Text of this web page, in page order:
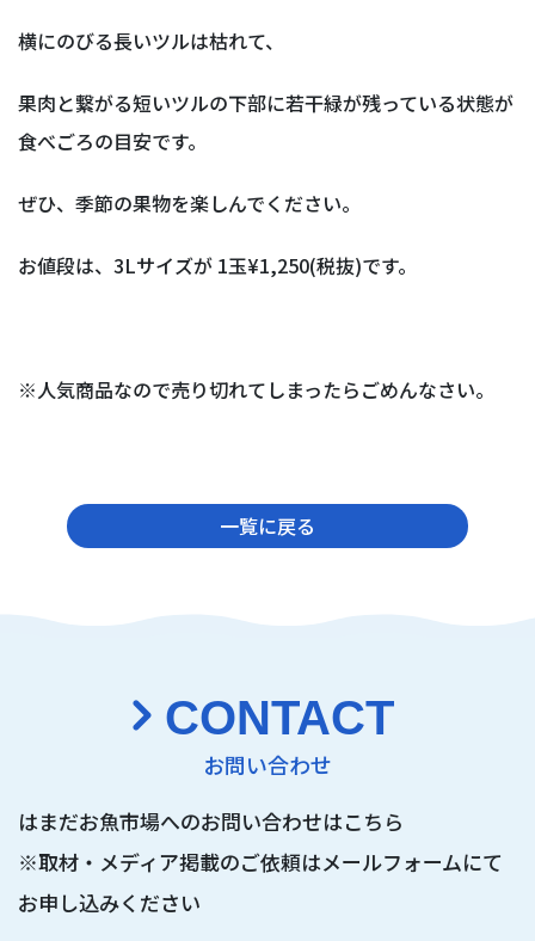
横にのびる長いツルは枯れて、
果肉と繋がる短いツルの下部に若干緑が残っている状態が
食べごろの目安です。
ぜひ、季節の果物を楽しんでください。
お値段は、3Lサイズが 1玉¥1,250(税抜)です。
※人気商品なので売り切れてしまったらごめんなさい。
一覧に戻る
CONTACT
お問い合わせ
はまだお魚市場へのお問い合わせはこちら
※取材・メディア掲載のご依頼はメールフォームにて
お申し込みください